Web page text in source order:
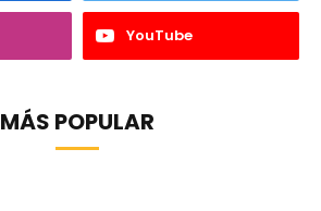
YouTube
MÁS POPULAR